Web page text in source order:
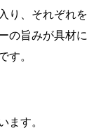
り、それぞれを
の旨みが具材に
す。
ます。